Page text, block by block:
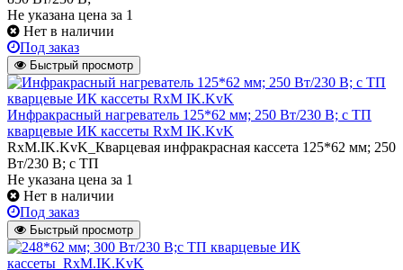
Не указана цена за 1
Нет в наличии
Под заказ
Быстрый просмотр
Инфракрасный нагреватель 125*62 мм; 250 Вт/230 В; с ТП
кварцевые ИК кассеты RxM IK.KvK
RxM.IK.KvK_Кварцевая инфракрасная кассета 125*62 мм; 250
Вт/230 В; с ТП
Не указана цена за 1
Нет в наличии
Под заказ
Быстрый просмотр